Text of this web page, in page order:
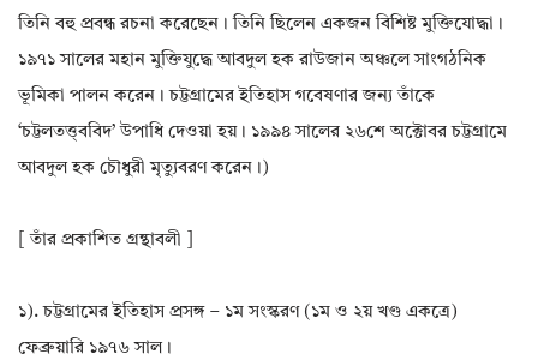
তিনি বহু প্রবন্ধ রচনা করেছেন। তিনি ছিলেন একজন বিশিষ্ট মুক্তিযোদ্ধা।
১৯৭১ সালের মহান মুক্তিযুদ্ধে আবদুল হক রাউজান অঞ্চলে সাংগঠনিক
ভূমিকা পালন করেন। চট্টগ্রামের ইতিহাস গবেষণার জন্য তাঁকে
‘চট্টলতত্ত্‌ববিদ’ উপাধি দেওয়া হয়। ১৯৯৪ সালের ২৬শে অক্টোবর চট্টগ্রামে
আবদুল হক চৌধুরী মৃত্যুবরণ করেন।)
[ তাঁর প্রকাশিত গ্রন্থাবলী ]
১). চট্টগ্রামের ইতিহাস প্রসঙ্গ – ১ম সংস্করণ (১ম ও ২য় খণ্ড একত্রে)
ফেব্রুয়ারি ১৯৭৬ সাল।